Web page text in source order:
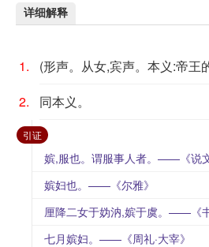
详细解释
1.
(形声。从女,宾声。本义:帝王
2.
同本义。
引证：
嫔,服也。谓服事人者。——《说
嫔妇也。——《尔雅》
厘降二女于妫汭,嫔于虞。——《书
七月嫔妇。——《周礼·大宰》